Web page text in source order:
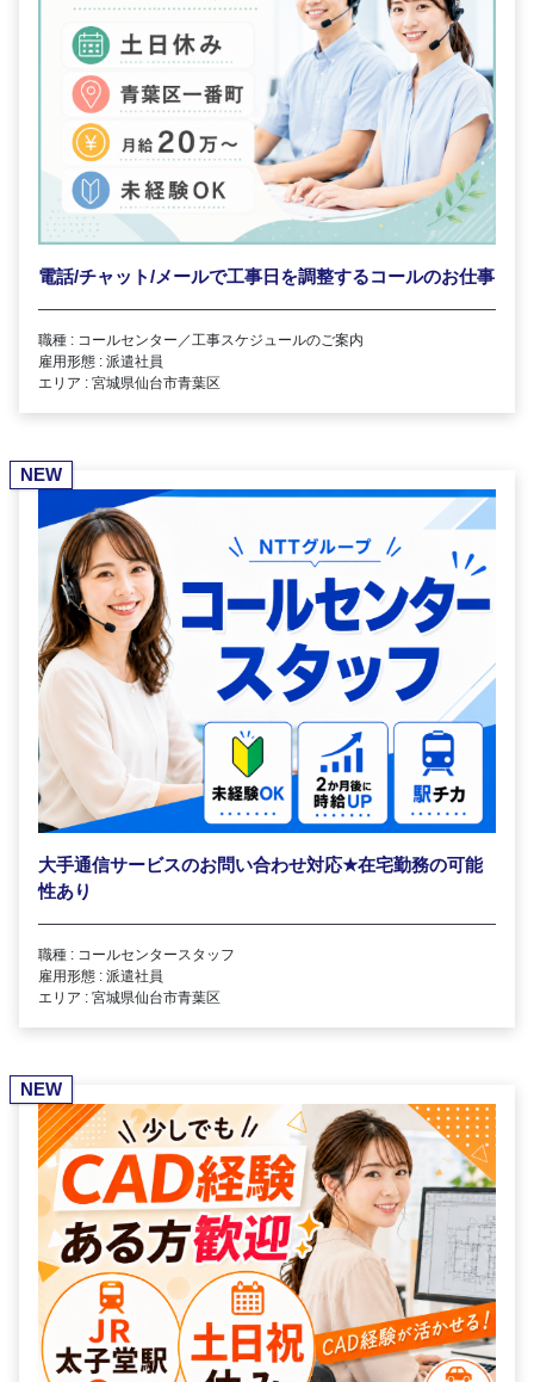
電話/チャット/メールで工事日を調整するコールのお仕事
職種 : コールセンター／工事スケジュールのご案内
雇用形態 : 派遣社員
エリア : 宮城県仙台市青葉区
NEW
大手通信サービスのお問い合わせ対応★在宅勤務の可能
性あり
職種 : コールセンタースタッフ
雇用形態 : 派遣社員
エリア : 宮城県仙台市青葉区
NEW